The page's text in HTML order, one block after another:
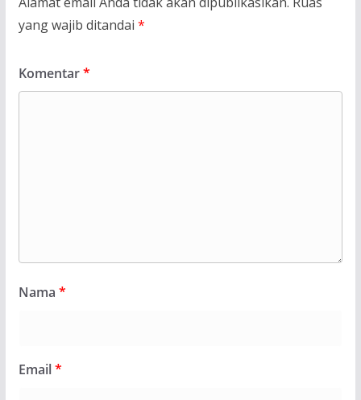
yang wajib ditandai *
Komentar*
Nama *
Email*